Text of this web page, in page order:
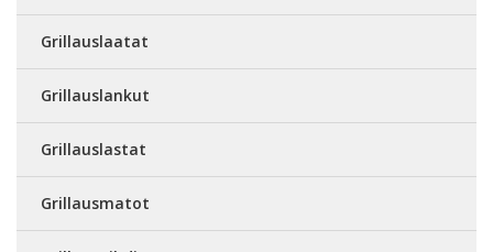
Grillauslaatat
Grillauslankut
Grillauslastat
Grillausmatot